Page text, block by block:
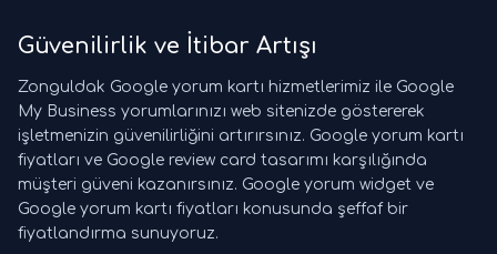
Güvenilirlik ve İtibar Artışı
Zonguldak Google yorum kartı hizmetlerimiz ile Google
My Business yorumlarınızı web sitenizde göstererek
işletmenizin güvenilirliğini artırırsınız. Google yorum kartı
fiyatları ve Google review card tasarımı karşılığında
müşteri güveni kazanırsınız. Google yorum widget ve
Google yorum kartı fiyatları konusunda şeffaf bir
fiyatlandırma sunuyoruz.